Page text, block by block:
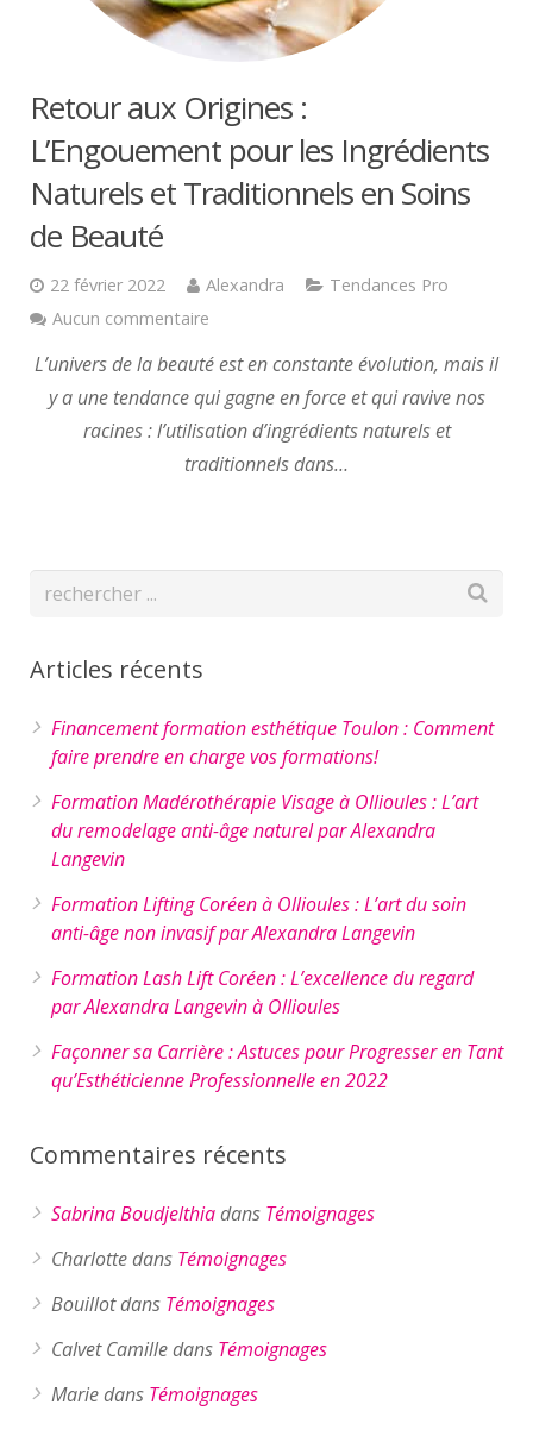
Retour aux Origines :
L’Engouement pour les Ingrédients
Naturels et Traditionnels en Soins
de Beauté
22 février 2022 Alexandra
Tendances Pro
Aucun commentaire
L’univers de la beauté est en constante évolution, mais il
y a une tendance qui gagne en force et qui ravive nos
racines : l’utilisation d’ingrédients naturels et
traditionnels dans…
Articles récents
Financement formation esthétique Toulon : Comment
faire prendre en charge vos formations!
Formation Madérothérapie Visage à Ollioules : L’art
du remodelage anti-âge naturel par Alexandra
Langevin
Formation Lifting Coréen à Ollioules : L’art du soin
anti-âge non invasif par Alexandra Langevin
Formation Lash Lift Coréen : L’excellence du regard
par Alexandra Langevin à Ollioules
Façonner sa Carrière : Astuces pour Progresser en Tant
qu’Esthéticienne Professionnelle en 2022
Commentaires récents
Sabrina Boudjelthiadans Témoignages
Charlottedans Témoignages
Bouillotdans Témoignages
Calvet Camilledans Témoignages
Mariedans Témoignages